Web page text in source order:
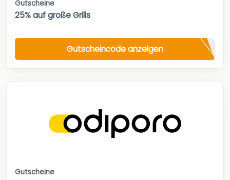
Gutscheine
25% auf große Grills
Gutscheincode anzeigen
Gutscheine